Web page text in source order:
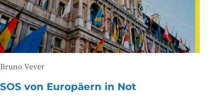
Bruno Vever
SOS von Europäern in Not